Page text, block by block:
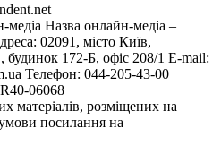
медіа Назва онлайн-медіа –
02091, місто Київ,
172-Б, офіс 208/1 E-mail:
Телефон: 044-205-43-00
06068
матеріалів, розміщених на
умови посилання на